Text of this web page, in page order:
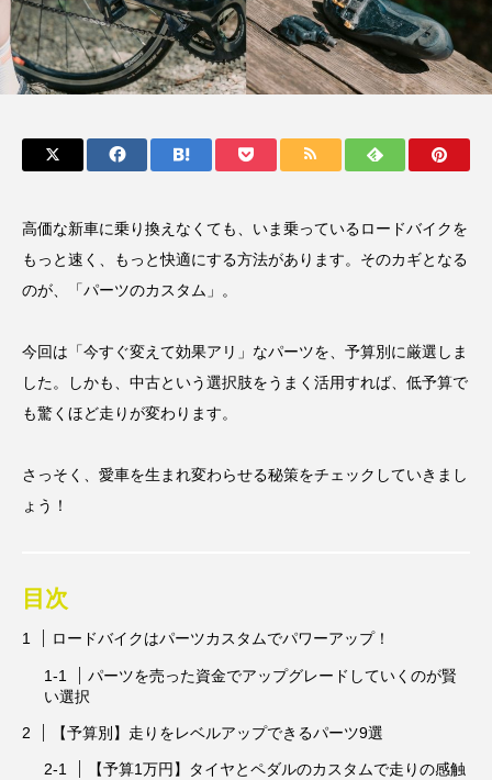
高価な新車に乗り換えなくても、いま乗っているロードバイクを
もっと速く、もっと快適にする方法があります。そのカギとなる
のが、「パーツのカスタム」。
今回は「今すぐ変えて効果アリ」なパーツを、予算別に厳選しま
した。しかも、中古という選択肢をうまく活用すれば、低予算で
も驚くほど走りが変わります。
さっそく、愛車を生まれ変わらせる秘策をチェックしていきまし
ょう！
目次
ロードバイクはパーツカスタムでパワーアップ！
パーツを売った資金でアップグレードしていくのが賢
い選択
【予算別】走りをレベルアップできるパーツ9選
【予算1万円】タイヤとペダルのカスタムで走りの感触